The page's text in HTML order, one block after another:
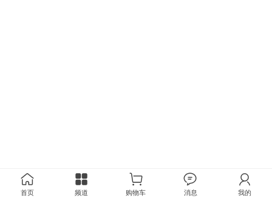
首页 频道 购物车 消息 我的